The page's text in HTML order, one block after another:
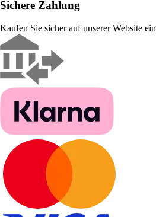
Sichere Zahlung
Kaufen Sie sicher auf unserer Website ein